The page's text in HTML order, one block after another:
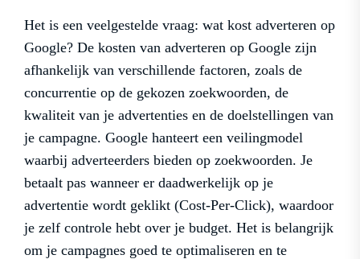
Het is een veelgestelde vraag: wat kost adverteren op
Google? De kosten van adverteren op Google zijn
afhankelijk van verschillende factoren, zoals de
concurrentie op de gekozen zoekwoorden, de
kwaliteit van je advertenties en de doelstellingen van
je campagne. Google hanteert een veilingmodel
waarbij adverteerders bieden op zoekwoorden. Je
betaalt pas wanneer er daadwerkelijk op je
advertentie wordt geklikt (Cost-Per-Click), waardoor
je zelf controle hebt over je budget. Het is belangrijk
om je campagnes goed te optimaliseren en te